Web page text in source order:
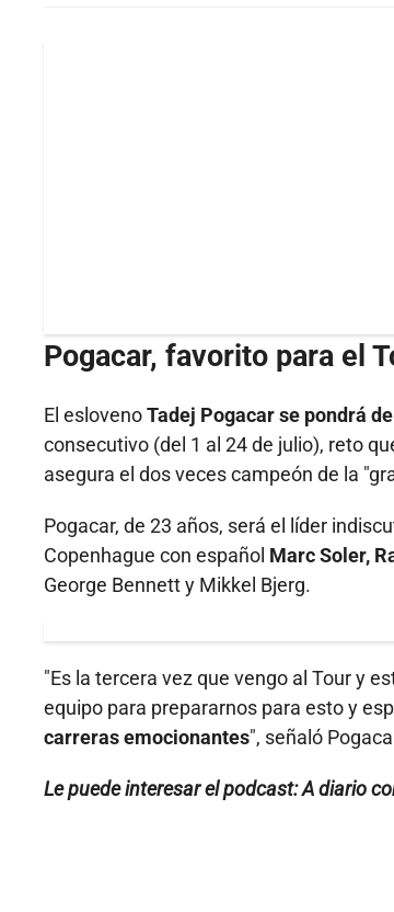
Pogacar, favorito para el
El eslovenoTadej Pogacar se pondrá
consecutivo (del 1 al 24 de julio), reto
asegura el dos veces campeón de la
Pogacar, de 23 años, será el líder
Copenhague con español Marc Soler,
George Bennett y Mikkel Bjerg.
"Es la tercera vez que vengo al Tour y
equipo para prepararnos para esto y
carreras emocionantes", señaló
Le puede interesar el podcast: A diario